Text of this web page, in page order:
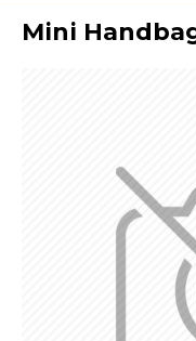
Mini